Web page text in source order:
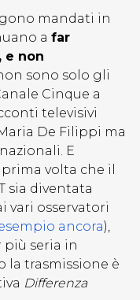
mandati in
a far
e non
sono solo gli
Cinque a
televisivi
De Filippi ma
nazionali. E
volta che il
sia diventata
vari osservatori
ancora),
più seria in
la trasmissione è
Differenza